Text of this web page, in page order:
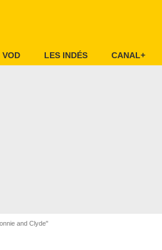
VOD LES INDÉS CANAL+
and Clyde"